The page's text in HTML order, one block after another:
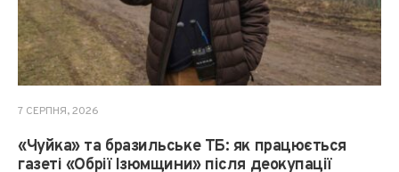
7 СЕРПНЯ, 2026
«Чуйка» та бразильське ТБ: як працюється
газеті «Обрії Ізюмщини» після деокупації